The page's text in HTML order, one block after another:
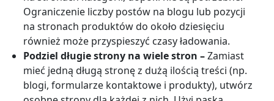
Ograniczenie liczby postów na blogu lub pozycji
na stronach produktów do około dziesięciu
również może przyspieszyć czasy ładowania.
Podziel długie strony na wiele stron –Zamiast
mieć jedną długą stronę z dużą ilością treści (np.
blogi, formularze kontaktowe i produkty), utwórz